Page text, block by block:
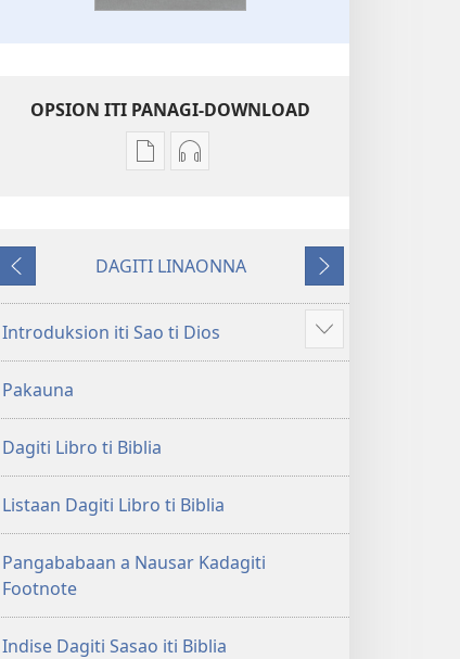
OPSION ITI PANAGI-DOWNLOAD
Dagiti
download
publikasion
Baro
a
Patarus
ti
Nasantuan
a
Kasuratan
Dagiti
download
audio
recording
Lubong
Patarus
ti
Nasantuan
a
Kasuratan
Napalabas
DAGITI LINAONNA
Sumaruno
Introduksion iti Sao ti Dios
Ipakita
ti
adu
Pakauna
Dagiti Libro ti Biblia
Listaan Dagiti Libro ti Biblia
Pangababaan a Nausar Kadagiti
Footnote
Indise Dagiti Sasao iti Biblia